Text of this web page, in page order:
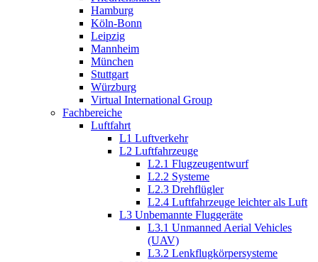
Hamburg
Köln-Bonn
Leipzig
Mannheim
München
Stuttgart
Würzburg
Virtual International Group
Fachbereiche
Luftfahrt
L1 Luftverkehr
L2 Luftfahrzeuge
L2.1 Flugzeugentwurf
L2.2 Systeme
L2.3 Drehflügler
L2.4 Luftfahrzeuge leichter als Luft
L3 Unbemannte Fluggeräte
L3.1 Unmanned Aerial Vehicles
(UAV)
L3.2 Lenkflugkörpersysteme